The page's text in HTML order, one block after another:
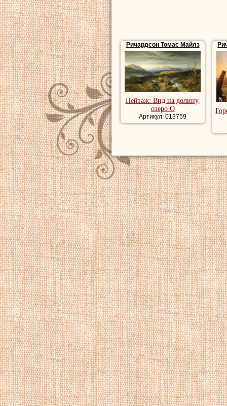
Ричардсон Томас Майлз
Пейзаж: Вид на долину,
озеро О
Артикул: 013759